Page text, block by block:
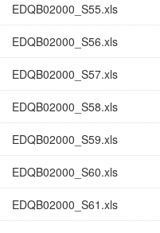
EDQB02000_S55.xls
EDQB02000_S56.xls
EDQB02000_S57.xls
EDQB02000_S58.xls
EDQB02000_S59.xls
EDQB02000_S60.xls
EDQB02000_S61.xls